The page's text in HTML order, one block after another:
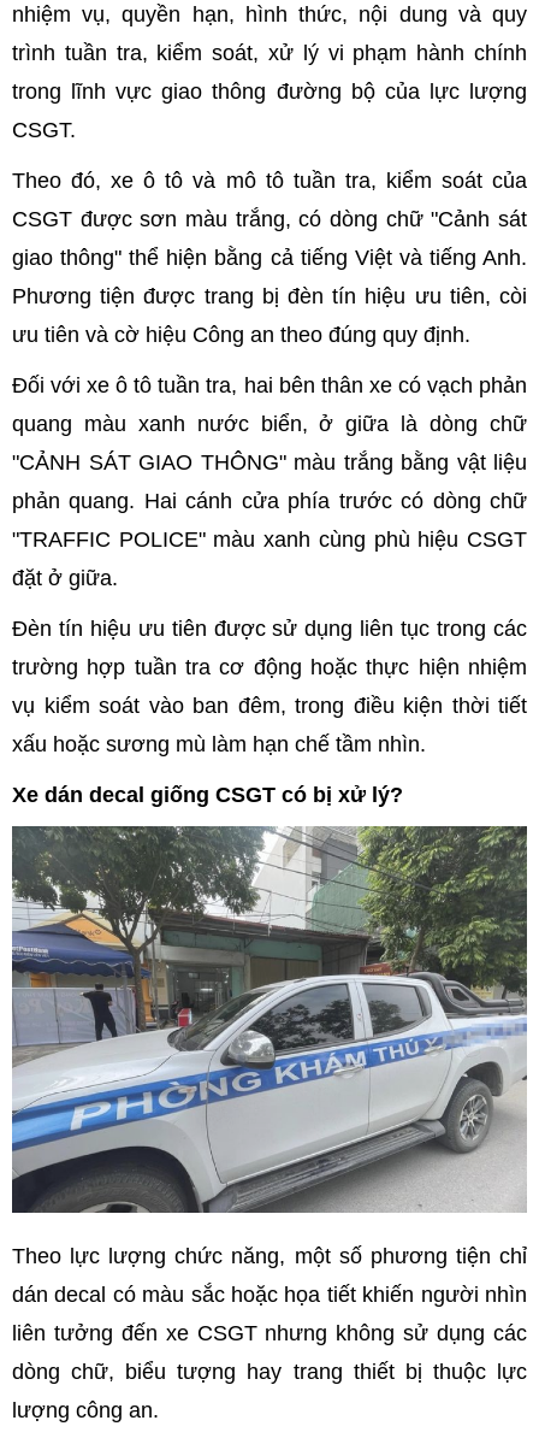
nhiệm vụ, quyền hạn, hình thức, nội dung và quy
trình tuần tra, kiểm soát, xử lý vi phạm hành chính
trong lĩnh vực giao thông đường bộ của lực lượng
CSGT.
Theo đó, xe ô tô và mô tô tuần tra, kiểm soát của
CSGT được sơn màu trắng, có dòng chữ "Cảnh sát
giao thông" thể hiện bằng cả tiếng Việt và tiếng Anh.
Phương tiện được trang bị đèn tín hiệu ưu tiên, còi
ưu tiên và cờ hiệu Công an theo đúng quy định.
Đối với xe ô tô tuần tra, hai bên thân xe có vạch phản
quang màu xanh nước biển, ở giữa là dòng chữ
"CẢNH SÁT GIAO THÔNG" màu trắng bằng vật liệu
phản quang. Hai cánh cửa phía trước có dòng chữ
"TRAFFIC POLICE" màu xanh cùng phù hiệu CSGT
đặt ở giữa.
Đèn tín hiệu ưu tiên được sử dụng liên tục trong các
trường hợp tuần tra cơ động hoặc thực hiện nhiệm
vụ kiểm soát vào ban đêm, trong điều kiện thời tiết
xấu hoặc sương mù làm hạn chế tầm nhìn.
Xe dán decal giống CSGT có bị xử lý?
Theo lực lượng chức năng, một số phương tiện chỉ
dán decal có màu sắc hoặc họa tiết khiến người nhìn
liên tưởng đến xe CSGT nhưng không sử dụng các
dòng chữ, biểu tượng hay trang thiết bị thuộc lực
lượng công an.